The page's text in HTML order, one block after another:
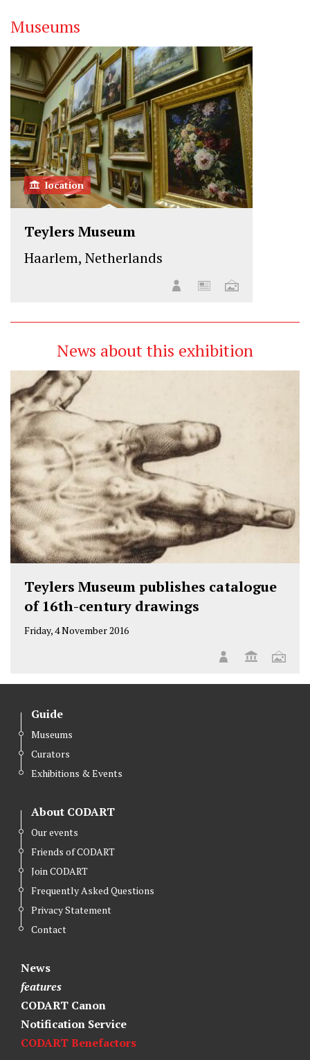
Museums
location
Teylers Museum
Haarlem, Netherlands
News about this exhibition
Teylers Museum publishes catalogue
of 16th-century drawings
Friday, 4 November 2016
Guide
Museums
Curators
Exhibitions & Events
About CODART
Our events
Friends of CODART
Join CODART
Frequently Asked Questions
Privacy Statement
Contact
News
features
CODART Canon
Notification Service
CODART Benefactors